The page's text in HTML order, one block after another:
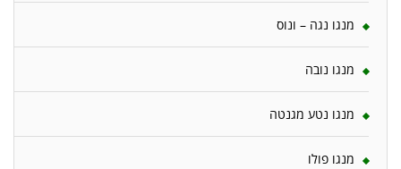
מנגו נגה – ונוס
מנגו נובה
מנגו נטע מגנטה
מנגו פולו